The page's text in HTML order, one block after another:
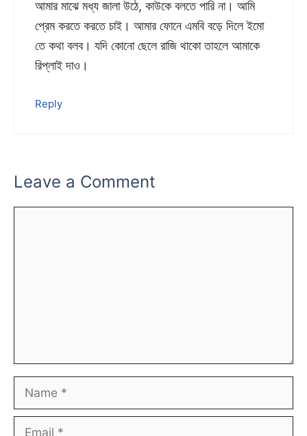
আমার মাঝে মধ্য জালা উঠে, কাউকে বলতে পারি না। আমি
প্রেম করতে করতে চাই। আমার ফোনে এমবি বড়ে দিলে ইমো
তে কথা বলব। যদি কোনো ছেলে রাজি থাকো তাহলে আমাকে
রিপ্লাই দাও।
Reply
Leave a Comment
Name
Email